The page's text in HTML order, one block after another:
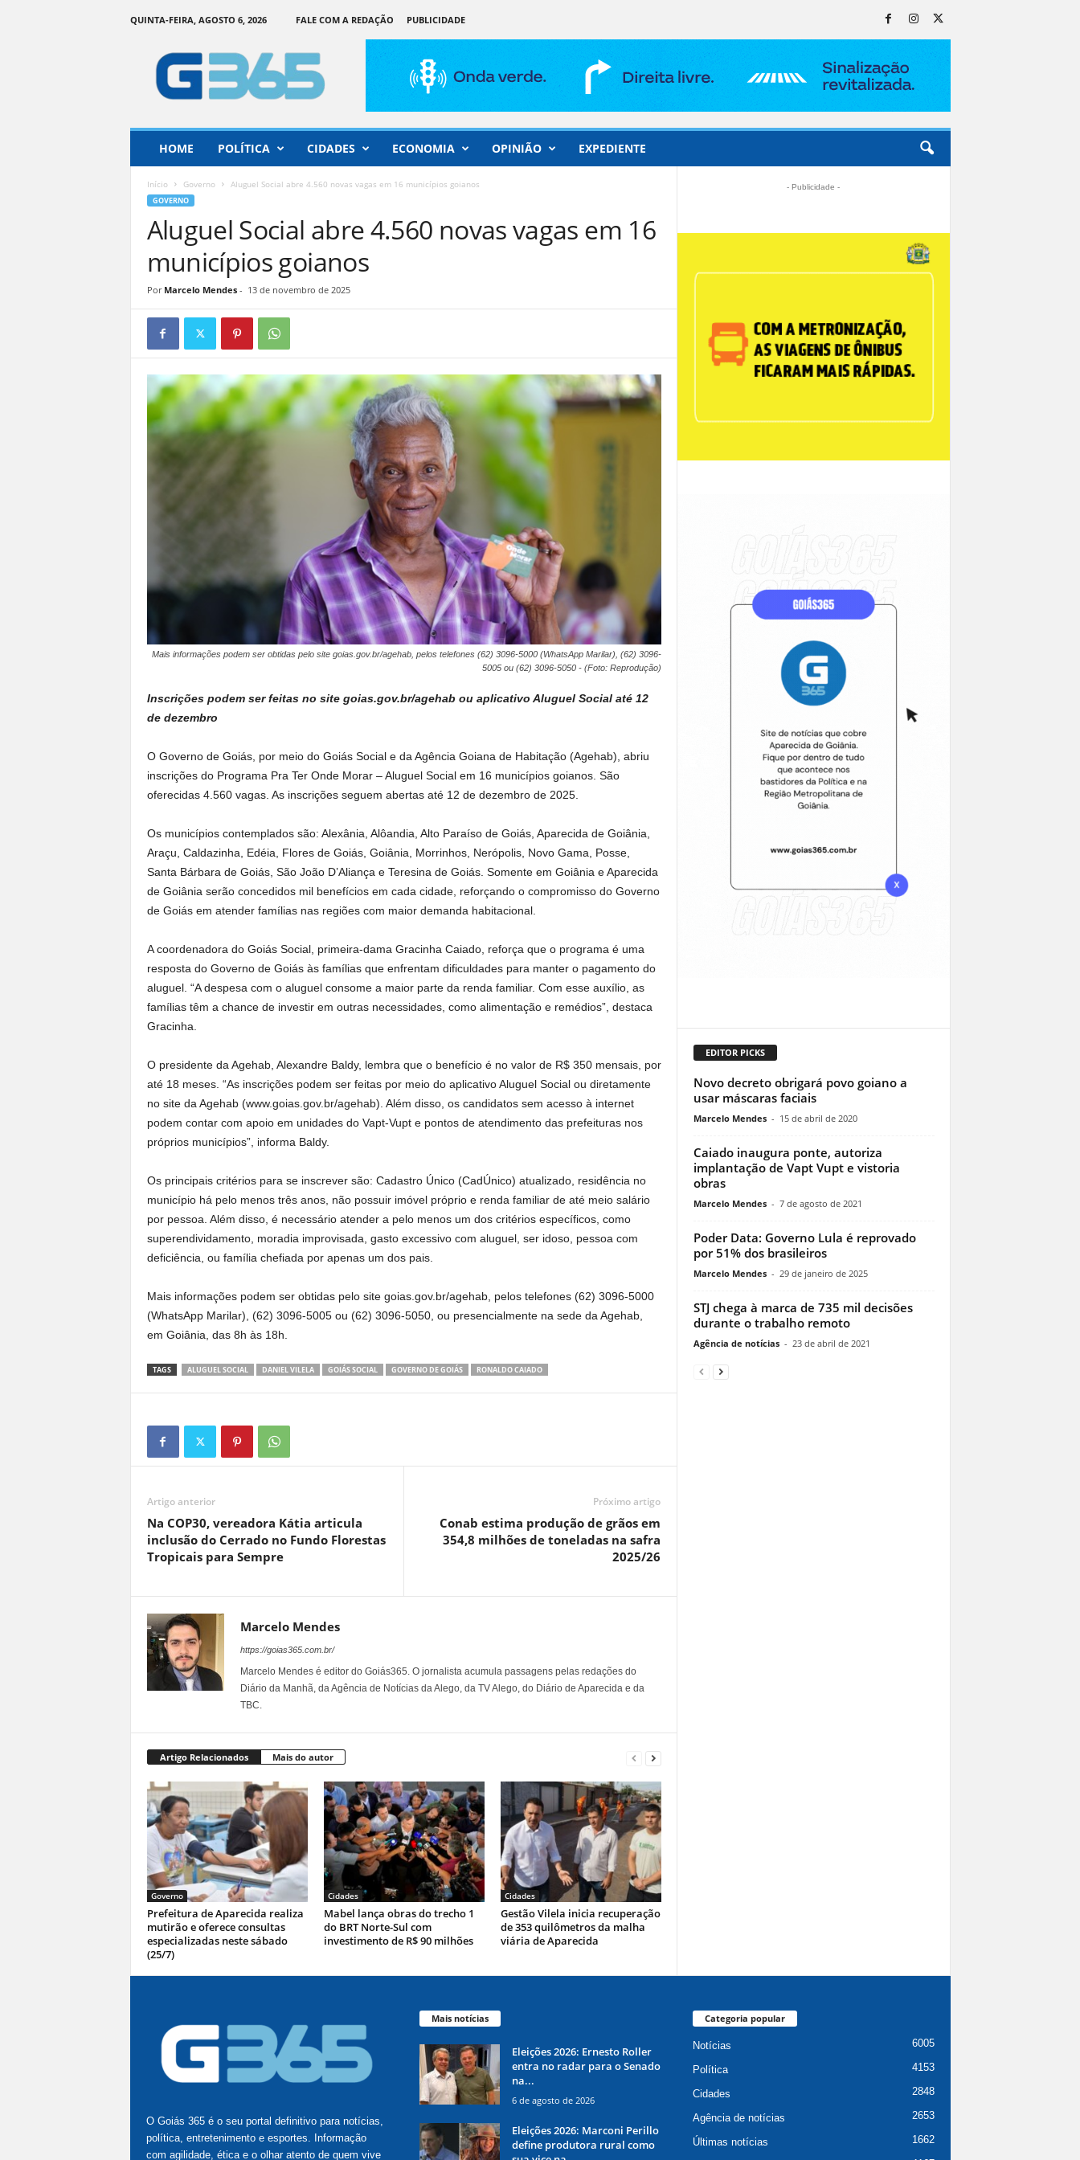
QUINTA-FEIRA, AGOSTO 6, 2026 FALE COM A REDAÇÃO
PUBLICIDADE
ç
o
HOME POLÍTICA CIDADES ECONOMIA OPINIÃO EXPEDIENTE
Início Governo Aluguel Social abre 4.560 novas vagas em 16 municípios goianos
GOVERNO
Aluguel Social abre 4.560 novas vagas em 16
municípios goianos
Por Marcelo Mendes- 13 de novembro de 2025
Mais informações podem ser obtidas pelo site goias.gov.br/agehab, pelos telefones (62) 3096-5000 (WhatsApp Marilar), (62) 3096-
5005 ou (62) 3096-5050 - (Foto: Reprodução)
Inscrições podem ser feitas no site goias.gov.br/agehab ou aplicativo Aluguel Social até 12
de dezembro
O Governo de Goiás, por meio do Goiás Social e da Agência Goiana de Habitação (Agehab), abriu
inscrições do Programa Pra Ter Onde Morar – Aluguel Social em 16 municípios goianos. São
oferecidas 4.560 vagas. As inscrições seguem abertas até 12 de dezembro de 2025.
Os municípios contemplados são: Alexânia, Alôandia, Alto Paraíso de Goiás, Aparecida de Goiânia,
Araçu, Caldazinha, Edéia, Flores de Goiás, Goiânia, Morrinhos, Nerópolis, Novo Gama, Posse,
Santa Bárbara de Goiás, São João D’Aliança e Teresina de Goiás. Somente em Goiânia e Aparecida
de Goiânia serão concedidos mil benefícios em cada cidade, reforçando o compromisso do Governo
de Goiás em atender famílias nas regiões com maior demanda habitacional.
A coordenadora do Goiás Social, primeira-dama Gracinha Caiado, reforça que o programa é uma
resposta do Governo de Goiás às famílias que enfrentam dificuldades para manter o pagamento do
aluguel. “A despesa com o aluguel consome a maior parte da renda familiar. Com esse auxílio, as
famílias têm a chance de investir em outras necessidades, como alimentação e remédios”, destaca
Gracinha.
O presidente da Agehab, Alexandre Baldy, lembra que o benefício é no valor de R$ 350 mensais, por
até 18 meses. “As inscrições podem ser feitas por meio do aplicativo Aluguel Social ou diretamente
no site da Agehab (www.goias.gov.br/agehab). Além disso, os candidatos sem acesso à internet
podem contar com apoio em unidades do Vapt-Vupt e pontos de atendimento das prefeituras nos
próprios municípios”, informa Baldy.
Os principais critérios para se inscrever são: Cadastro Único (CadÚnico) atualizado, residência no
município há pelo menos três anos, não possuir imóvel próprio e renda familiar de até meio salário
por pessoa. Além disso, é necessário atender a pelo menos um dos critérios específicos, como
superendividamento, moradia improvisada, gasto excessivo com aluguel, ser idoso, pessoa com
deficiência, ou família chefiada por apenas um dos pais.
Mais informações podem ser obtidas pelo site goias.gov.br/agehab, pelos telefones (62) 3096-5000
(WhatsApp Marilar), (62) 3096-5005 ou (62) 3096-5050, ou presencialmente na sede da Agehab,
em Goiânia, das 8h às 18h.
TAGS ALUGUEL SOCIAL DANIEL VILELA GOIÁS SOCIAL GOVERNO DE GOIÁS RONALDO CAIADO
Artigo anterior
Na COP30, vereadora Kátia articula
inclusão do Cerrado no Fundo Florestas
Tropicais para Sempre
Próximo artigo
Conab estima produção de grãos em
354,8 milhões de toneladas na safra
2025/26
Marcelo Mendes
https://goias365.com.br/
Marcelo Mendes é editor do Goiás365. O jornalista acumula passagens pelas redações do
Diário da Manhã, da Agência de Notícias da Alego, da TV Alego, do Diário de Aparecida e da
TBC.
Artigo Relacionados Mais do autor
Governo
Prefeitura de Aparecida realiza
mutirão e oferece consultas
especializadas neste sábado
(25/7)
Cidades
Mabel lança obras do trecho 1
do BRT Norte-Sul com
investimento de R$ 90 milhões
Cidades
Gestão Vilela inicia recuperação
de 353 quilômetros da malha
viária de Aparecida
- Publicidade -
EDITOR PICKS
Novo decreto obrigará povo goiano a
usar máscaras faciais
Marcelo Mendes - 15 de abril de 2020
Caiado inaugura ponte, autoriza
implantação de Vapt Vupt e vistoria
obras
Marcelo Mendes - 7 de agosto de 2021
Poder Data: Governo Lula é reprovado
por 51% dos brasileiros
Marcelo Mendes - 29 de janeiro de 2025
STJ chega à marca de 735 mil decisões
durante o trabalho remoto
Agência de notícias - 23 de abril de 2021
O Goiás 365 é o seu portal definitivo para notícias,
política, entretenimento e esportes. Informação
com agilidade, ética e o olhar atento de quem vive
Mais notícias
Eleições 2026: Ernesto Roller
entra no radar para o Senado
na...
6 de agosto de 2026
Eleições 2026: Marconi Perillo
define produtora rural como
Categoria popular
Notícias 6005
Política 4153
Cidades 2848
Agência de notícias 2653
Últimas notícias 1662